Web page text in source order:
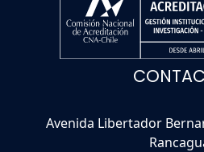
Avenida Libertador